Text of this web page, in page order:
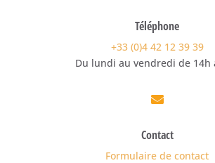
Téléphone
+33 (0)4 42 12 39 39
Du lundi au vendredi de 14h

Contact
Formulaire de contact